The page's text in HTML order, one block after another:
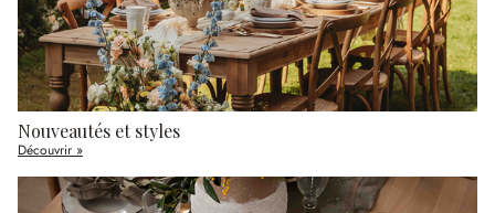
Nouveautés et styles
Découvrir »